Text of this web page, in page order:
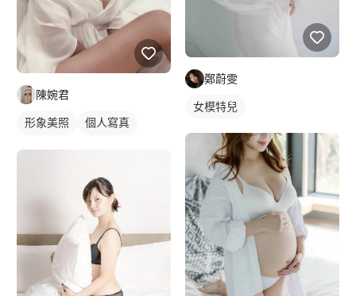
陳婉君
形象美照
個人寫真
鄭蔚雯
女模特兒